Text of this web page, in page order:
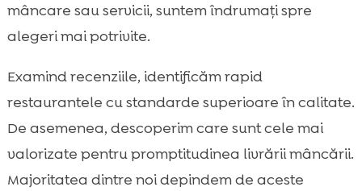
mâncare sau servicii, suntem îndrumați spre
alegeri mai potrivite.
Examind recenziile, identificăm rapid
restaurantele cu standarde superioare în calitate.
De asemenea, descoperim care sunt cele mai
valorizate pentru promptitudinea livrării mâncării.
Majoritatea dintre noi depindem de aceste